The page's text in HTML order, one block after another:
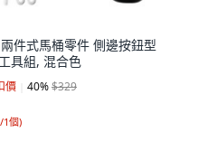
件式馬桶零件 側邊按鈕型
具組, 混合色
價 40%$329
1個)